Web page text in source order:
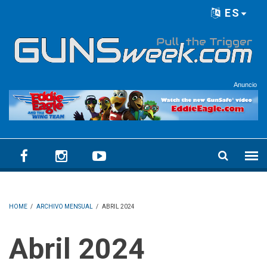
ES
Anuncio
HOME / ARCHIVO MENSUAL / ABRIL 2024
abril 2024